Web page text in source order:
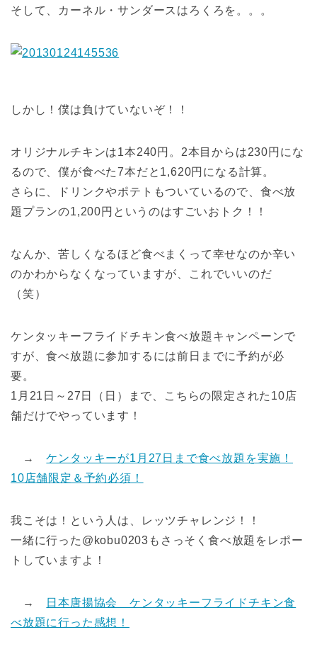
そして、カーネル・サンダースはろくろを。。。
しかし！僕は負けていないぞ！！
オリジナルチキンは1本240円。2本目からは230円にな
るので、僕が食べた7本だと1,620円になる計算。
さらに、ドリンクやポテトもついているので、食べ放
題プランの1,200円というのはすごいおトク！！
なんか、苦しくなるほど食べまくって幸せなのか辛い
のかわからなくなっていますが、これでいいのだ
（笑）
ケンタッキーフライドチキン食べ放題キャンペーンで
すが、食べ放題に参加するには前日までに予約が必
要。
1月21日～27日（日）まで、こちらの限定された10店
舗だけでやっています！
→ケンタッキーが1月27日まで食べ放題を実施！
10店舗限定＆予約必須！
我こそは！という人は、レッツチャレンジ！！
一緒に行った@kobu0203もさっそく食べ放題をレポー
トしていますよ！
→
日本唐揚協会 ケンタッキーフライドチキン食
べ放題に行った感想！